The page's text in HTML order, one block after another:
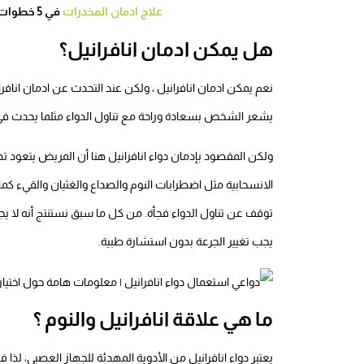
علاج ادمان المخدرات في 5 خطوات وأهم العوامل التي تساعد في نجاح العلاج
هل يمكن ادمان انافرانيل؟
نعم يمكن ادمان انافرانيل ، ولكن عند التحدث عن ادمان
يشعر الشخص بسعادة وراحة مع تناول الدواء مثلما يحدث في
ولكن المقصود بإدمان دواء انافرانيل هنا أن المريض
الانسحابية مثل اضطرابات النوم والصداع والغثيان
توقف عن تناول الدواء فجأة. من كل ما سبق نستنتج أنه لا
يجب تغيير الجرعة بدون استشارة طبية.
ما هي علاقة انافرانيل والنوم ؟
يعتبر دواء انافرانيل من الأدوية المهدئة للجهاز العصبي،